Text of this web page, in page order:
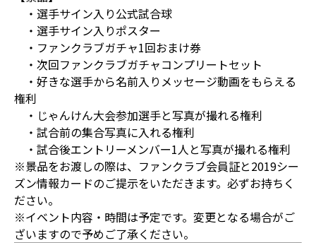
・選手サイン入り公式試合球
・選手サイン入りポスター
・ファンクラブガチャ1回おまけ券
・次回ファンクラブガチャコンプリートセット
・好きな選手から名前入りメッセージ動画をもらえる
権利
・じゃんけん大会参加選手と写真が撮れる権利
・試合前の集合写真に入れる権利
・試合後エントリーメンバー1人と写真が撮れる権利
※景品をお渡しの際は、ファンクラブ会員証と2019シー
ズン情報カードのご提示をいただきます。必ずお持ちく
ださい。
※イベント内容・時間は予定です。変更となる場合がご
ざいますので予めご了承ください。